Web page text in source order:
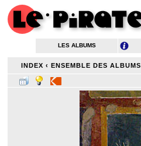
LES ALBUMS
INDEX ‹ ENSEMBLE DES ALBUMS